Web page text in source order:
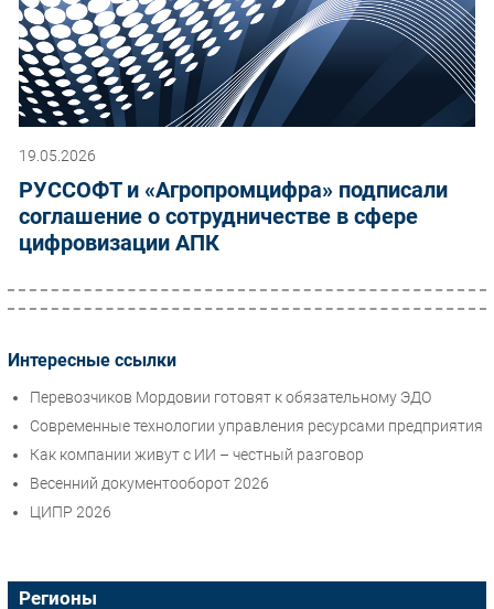
19.05.2026
РУССОФТ и «Агропромцифра» подписали
соглашение о сотрудничестве в сфере
цифровизации АПК
Интересные ссылки
Перевозчиков Мордовии готовят к обязательному ЭДО
Современные технологии управления ресурсами предприятия
Как компании живут с ИИ – честный разговор
Весенний документооборот 2026
ЦИПР 2026
Регионы